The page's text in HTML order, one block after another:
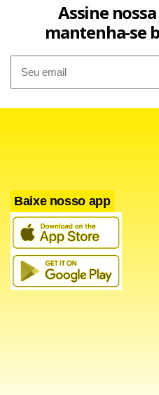
Assine
mantenha-se
Baixe nosso app